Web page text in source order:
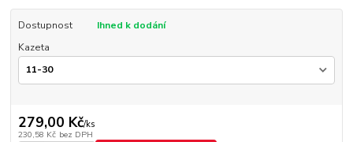
Dostupnost
Ihned k dodání
Kazeta
279,00 Kč/ks
230,58 Kč bez DPH